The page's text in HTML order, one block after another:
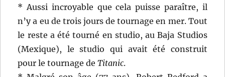
* Aussi incroyable que cela puisse paraître, il
n’y a eu de trois jours de tournage en mer. Tout
le reste a été tourné en studio, au Baja Studios
(Mexique), le studio qui avait été construit
pour le tournage deTitanic.